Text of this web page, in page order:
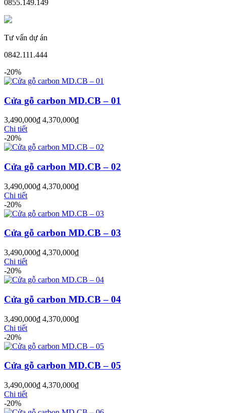
CỬA GỖ
0855.149.149
Tư vấn dự án
0842.111.444
-20%
Cửa gỗ carbon MD.CB – 01
3,490,000₫ 4,370,000₫
Chi tiết
-20%
Cửa gỗ carbon MD.CB – 02
3,490,000₫ 4,370,000₫
Chi tiết
-20%
Cửa gỗ carbon MD.CB – 03
3,490,000₫ 4,370,000₫
Chi tiết
-20%
Cửa gỗ carbon MD.CB – 04
3,490,000₫ 4,370,000₫
Chi tiết
-20%
Cửa gỗ carbon MD.CB – 05
3,490,000₫ 4,370,000₫
Chi tiết
-20%